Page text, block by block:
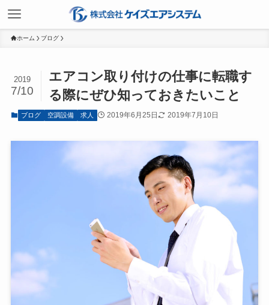
ホーム ブログ
エアコン取り付けの仕事に転職す
る際にぜひ知っておきたいこと
2019
7/10
ブログ 空調設備 求人 2019年6月25日 2019年7月10日